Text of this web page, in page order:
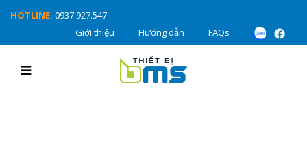
HOTLINE: 0937.927.547
Giới thiệu
Hướng dẫn FAQs